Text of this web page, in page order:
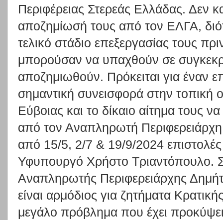
Περιφέρειας Στερεάς Ελλάδας. Δεν
αποζημίωσή τους από τον ΕΛΓΑ,
τελικό στάδιο επεξεργασίας τους
μπορούσαν να υπαχθούν σε
αποζημιωθούν. Πρόκειται για έναν
σημαντική συνεισφορά στην τοπική
Εύβοιας και το δίκαιο αίτημα τους
από τον Αναπληρωτή
από 15/5, 2/7 & 19/9/2024
Υφυπουργό Χρήστο Τριαντόπουλο.
Αναπληρωτής Περιφερειάρχης
είναι αρμόδιος για ζητήματα
μεγάλο πρόβλημα που έχει